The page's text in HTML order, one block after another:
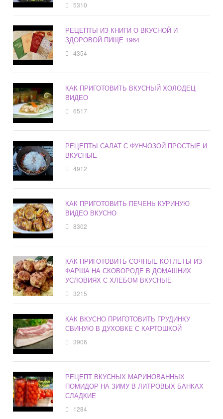
5310
РЕЦЕПТЫ ИЗ КНИГИ О ВКУСНОЙ И
ЗДОРОВОЙ ПИЩЕ 1964
4354
КАК ПРИГОТОВИТЬ ВКУСНЫЙ ХОЛОДЕЦ
ВИДЕО
6517
РЕЦЕПТЫ САЛАТ С ФУНЧОЗОЙ ПРОСТЫЕ И
ВКУСНЫЕ
4912
КАК ПРИГОТОВИТЬ ПЕЧЕНЬ КУРИНУЮ
ВИДЕО ВКУСНО
8302
КАК ПРИГОТОВИТЬ СОЧНЫЕ КОТЛЕТЫ ИЗ
ФАРША НА СКОВОРОДЕ В ДОМАШНИХ
УСЛОВИЯХ С ХЛЕБОМ ВКУСНЫЕ
3215
КАК ВКУСНО ПРИГОТОВИТЬ ГРУДИНКУ
СВИНУЮ В ДУХОВКЕ С КАРТОШКОЙ
3906
РЕЦЕПТ ВКУСНЫХ МАРИНОВАННЫХ
ПОМИДОР НА ЗИМУ В ЛИТРОВЫХ БАНКАХ
СЛАДКИЕ
1284